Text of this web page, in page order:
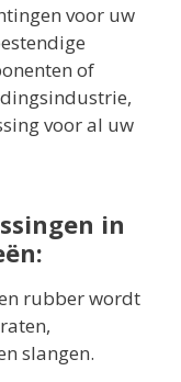
voor uw
of
voor al uw
in
rubber wordt
slangen.